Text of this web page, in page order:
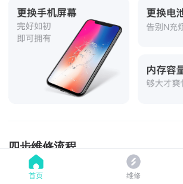
四步维修流程
首页 维修